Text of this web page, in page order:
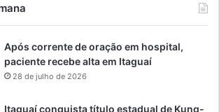
Após corrente de oração em hospital,
paciente recebe alta em Itaguaí
28 de julho de 2026
Itaguaí conquista título estadual de Kung-